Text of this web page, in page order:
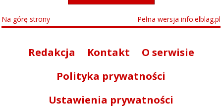
Na górę strony Pełna wersja info.elblag.pl
Redakcja Kontakt
O serwisie
Polityka prywatności
Ustawienia prywatności